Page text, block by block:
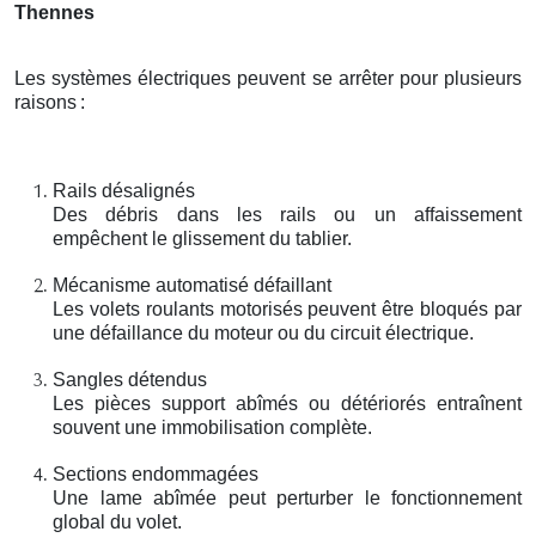
Thennes
Les systèmes électriques peuvent se arrêter pour plusieurs
raisons :
Rails désalignés
Des débris dans les rails ou un affaissement
empêchent le glissement du tablier.
Mécanisme automatisé défaillant
Les volets roulants motorisés peuvent être bloqués par
une défaillance du moteur ou du circuit électrique.
Sangles détendus
Les pièces support abîmés ou détériorés entraînent
souvent une immobilisation complète.
Sections endommagées
Une lame abîmée peut perturber le fonctionnement
global du volet.